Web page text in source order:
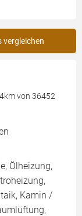
vergleichen
von 36452
Ölheizung,
Kamin /